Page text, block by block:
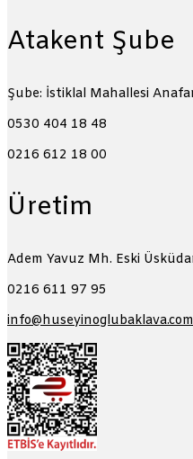
Atakent Şube
Şube: İstiklal Mahallesi
0530 404 18 48
0216 612 18 00
Üretim
Adem Yavuz Mh. Eski
0216 611 97 95
info@huseyinoglubaklava.com